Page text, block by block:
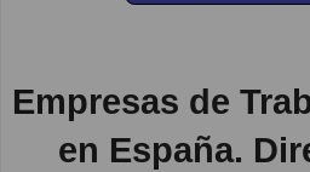
Empresas de
en España.